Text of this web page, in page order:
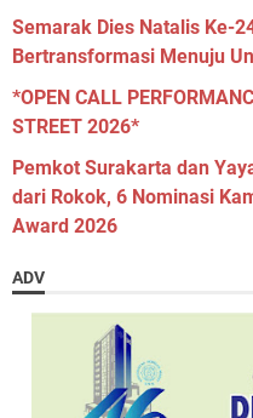
Semarak Dies Natalis Ke-
Bertransformasi Menuju
*OPEN CALL
STREET 2026*
Pemkot Surakarta dan
dari Rokok, 6 Nominasi
Award 2026
ADV